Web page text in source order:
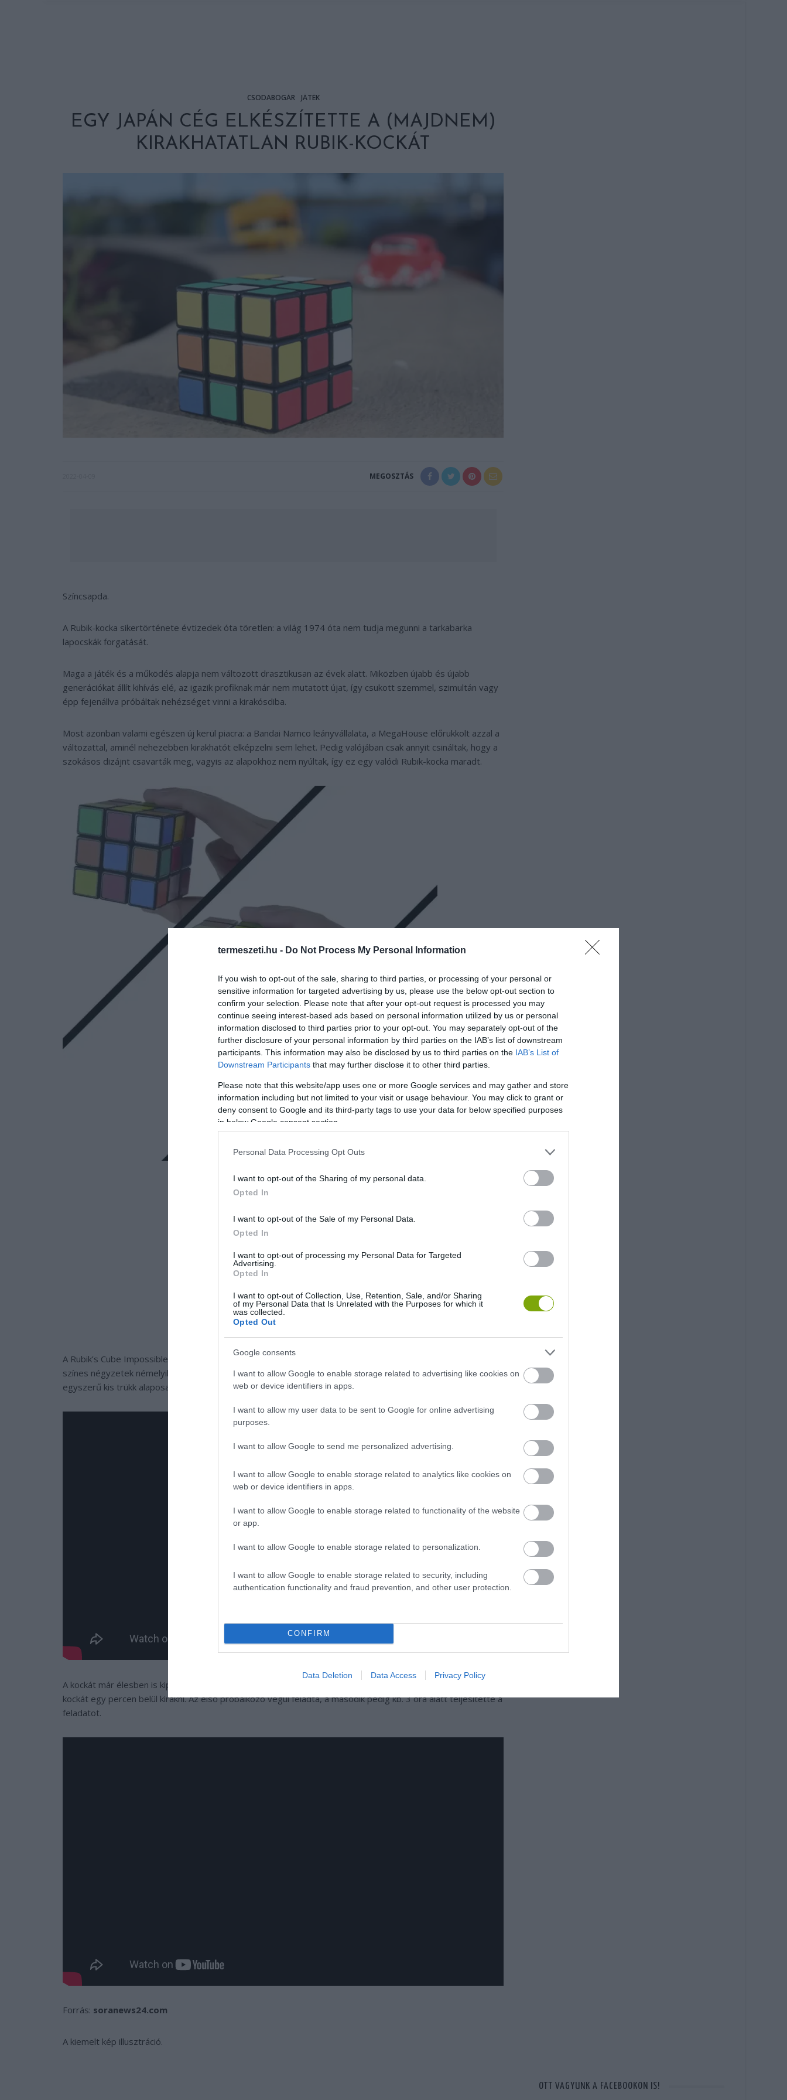
termeszeti.hu - Do Not Process My Personal Information
If you wish to opt-out of the sale, sharing to third parties, or processing of your personal or
sensitive information for targeted advertising by us, please use the below opt-out section to
confirm your selection. Please note that after your opt-out request is processed you may
continue seeing interest-based ads based on personal information utilized by us or personal
information disclosed to third parties prior to your opt-out. You may separately opt-out of the
further disclosure of your personal information by third parties on the IAB’s list of downstream
participants. This information may also be disclosed by us to third parties on the IAB’s List of
Downstream Participants that may further disclose it to other third parties.
Please note that this website/app uses one or more Google services and may gather and store
information including but not limited to your visit or usage behaviour. You may click to grant or
deny consent to Google and its third-party tags to use your data for below specified purposes
in below Google consent section.
Personal Data Processing Opt Outs
I want to opt-out of the Sharing of my personal data.
Opted In
I want to opt-out of the Sale of my Personal Data.
Opted In
I want to opt-out of processing my Personal Data for Targeted
Advertising.
Opted In
I want to opt-out of Collection, Use, Retention, Sale, and/or Sharing
of my Personal Data that Is Unrelated with the Purposes for which it
was collected.
Opted Out
Google consents
I want to allow Google to enable storage related to advertising like cookies on
web or device identifiers in apps.
I want to allow my user data to be sent to Google for online advertising
purposes.
I want to allow Google to send me personalized advertising.
I want to allow Google to enable storage related to analytics like cookies on
web or device identifiers in apps.
I want to allow Google to enable storage related to functionality of the website
or app.
I want to allow Google to enable storage related to personalization.
I want to allow Google to enable storage related to security, including
authentication functionality and fraud prevention, and other user protection.
CONFIRM
Data Deletion Data Access Privacy Policy
CSODABOGÁR JÁTÉK
EGY JAPÁN CÉG ELKÉSZÍTETTE A (MAJDNEM)
KIRAKHATATLAN RUBIK-KOCKÁT
MEGOSZTÁS
Színcsapda.
A Rubik-kocka sikertörténete évtizedek óta töretlen: a világ 1974 óta nem tudja megunni a tarkabarka
lapocskák forgatását.
Maga a játék és a működés alapja nem változott drasztikusan az évek alatt. Miközben újabb és újabb
generációkat állít kihívás elé, az igazik profiknak már nem mutatott újat, így csukott szemmel, szimultán vagy
épp fejenállva próbáltak nehézséget vinni a kirakósdiba.
Most azonban valami egészen új kerül piacra: a Bandai Namco leányvállalata, a MegaHouse előrukkolt azzal a
változattal, aminél nehezebben kirakhatót elképzelni sem lehet. Pedig valójában csak annyit csináltak, hogy a
szokásos dizájnt csavarták meg, vagyis az alapokhoz nem nyúltak, így ez egy valódi Rubik-kocka maradt.
A Rubik’s Cube Impossible (Lehetetlen Rubik-kocka) egy standard Rubik-kocka, azt leszámítva, hogy a kis
színes négyzetek némelyike változtatja a színét attól függően, hogy milyen szögből nézzük. A meglepően
egyszerű kis trükk alaposan megkavarja a dolgokat, még a legrutinosabb veterán kockázókon is kifog.
A kockát már élesben is kipróbálták: két olyan ember kezébe adták, akik képesek a hagyományos Rubik-
kockát egy percen belül kirakni. Az első próbálkozó végül feladta, a második pedig kb. 3 óra alatt teljesítette a
feladatot.
Forrás: soranews24.com
A kiemelt kép illusztráció.
OTT VAGYUNK A FACEBOOKON IS!